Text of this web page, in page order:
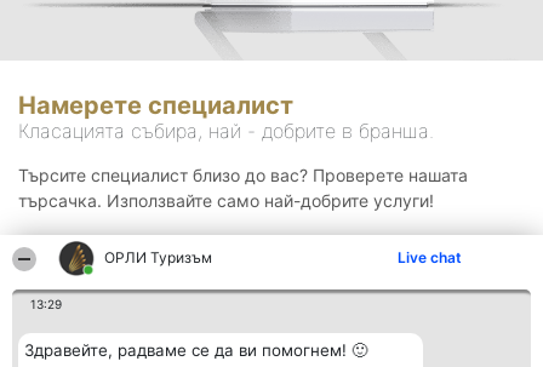
ОРЛИ Туризъм Live chat
13:29
Здравейте, радваме се да ви помогнем! 🙂
Намерете специалист
Класацията събира, най - добрите в бранша.
Търсите специалист близо до вас? Проверете нашата
търсачка. Използвайте само най-добрите услуги!